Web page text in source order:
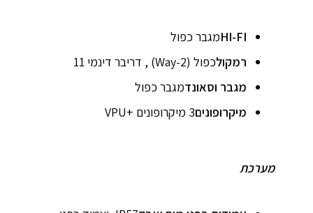
HI-FIמגבר כפול
רמקולכפול (2-Way) , דריבר דינמי 11
מגבר וסאונדמגבר כפול
מיקרופונים3 מיקרופונים +VPU
מערכת